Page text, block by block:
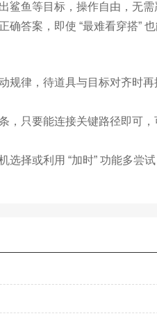
鲨鱼等目标，操作自由，无需
答案，即使 “最难看穿搭”
规律，待道具与目标对齐时
，只要能连接关键路径即可
选择或利用 “加时” 功能多尝